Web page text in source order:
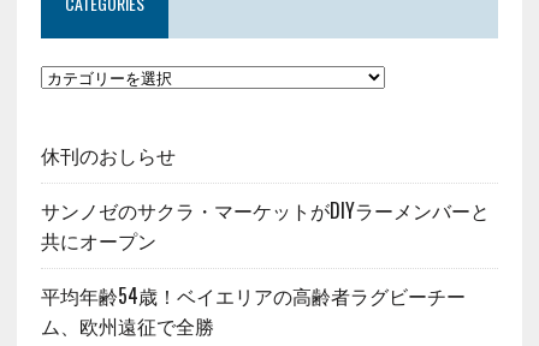
休刊のおしらせ
サンノゼのサクラ・マーケットがDIYラーメンバーと
共にオープン
平均年齢54歳！ベイエリアの高齢者ラグビーチー
ム、欧州遠征で全勝